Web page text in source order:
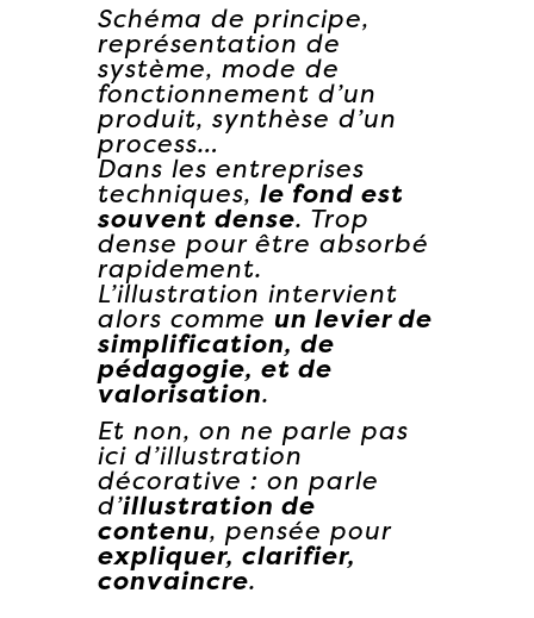
Schéma de principe,
représentation de
système, mode de
fonctionnement d’un
produit, synthèse d’un
process…
Dans les entreprises
techniques, le fond est
souvent dense. Trop
dense pour être absorbé
rapidement.
L’illustration intervient
alors comme un levier de
simplification, de
pédagogie, et de
valorisation.
Et non, on ne parle pas
ici d’illustration
décorative : on parle
d’illustration de
contenu, pensée pour
expliquer, clarifier,
convaincre.